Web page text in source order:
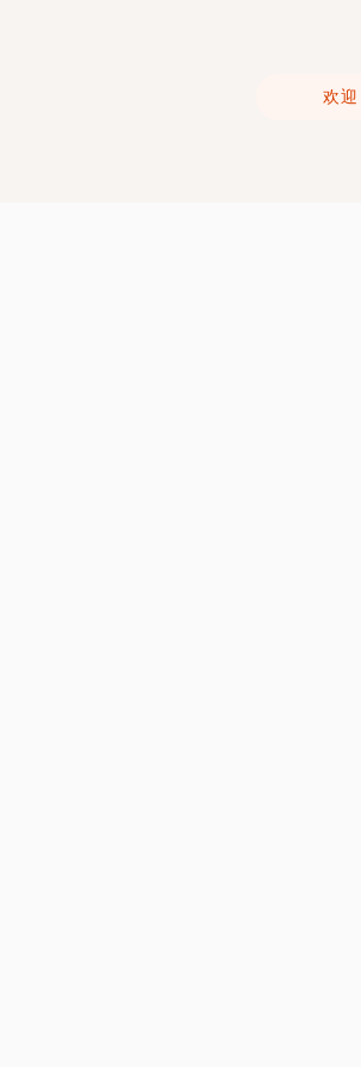
欢迎